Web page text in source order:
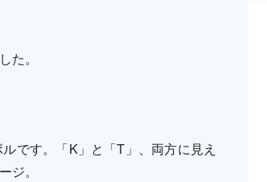
た。
です。「K」と「T」、両方に見え
ジ。